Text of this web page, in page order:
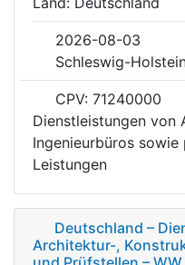
2026-08-03
Schleswig-
CPV: 71240000
Dienstleistungen von
Ingenieurbüros
Leistungen
Deutschland –
Architektur-,